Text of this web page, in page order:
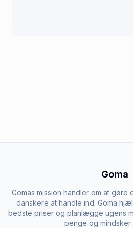
Goma
Gomas mission handler om at
danskere at handle ind. Goma
bedste priser og planlægge ugens
penge og mindsker